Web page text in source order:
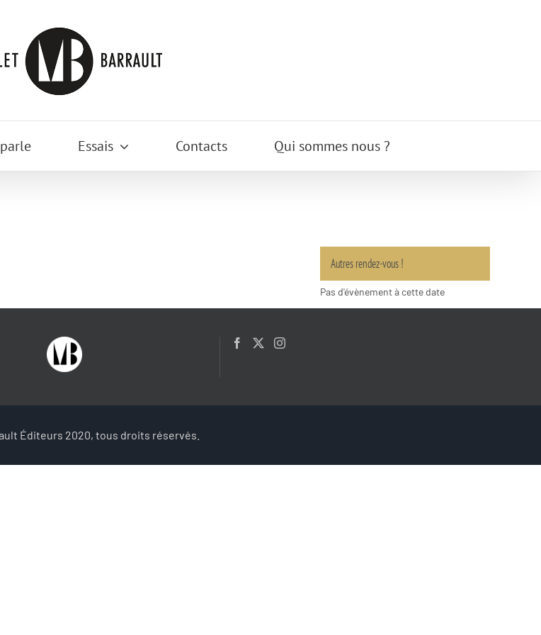
Essais Contacts Qui sommes nous ?
Autres rendez-vous !
Pas d'évènement à cette date
Éditeurs 2020, tous droits réservés.